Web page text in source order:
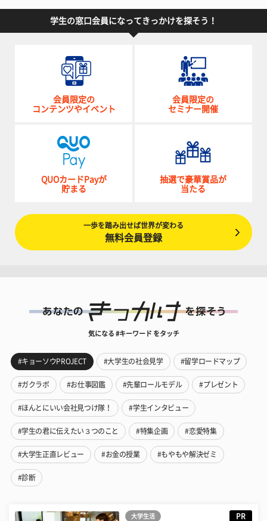
学生の窓口会員になってきっかけを探そう！
会員限定の
コンテンツやイベント
会員限定の
セミナー開催
QUOカードPayが
貯まる
抽選で豪華賞品が
当たる
一歩を踏み出せば世界が変わる
無料会員登録
気になる #キーワード をタッチ
#キョーソウPROJECT #大学生の社会見学 #留学ロードマップ
#ガクラボ #お仕事図鑑 #先輩ロールモデル #プレゼント
#ほんとにいい会社見つけ隊！ #学生インタビュー
#学生の君に伝えたい３つのこと #特集企画 #恋愛特集
#大学生正直レビュー #お金の授業 #もやもや解決ゼミ
#診断
大学生活 PR